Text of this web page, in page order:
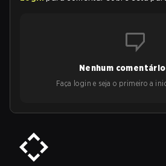
Nenhum
Faça login e seja o primeiro a